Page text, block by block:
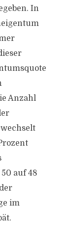
In
Anzahl
auf 48
im